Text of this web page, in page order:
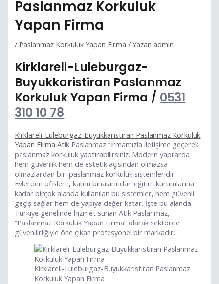
Paslanmaz Korkuluk
Yapan Firma
/ Paslanmaz Korkuluk Yapan Firma / Yazan admin
Kirklareli-Luleburgaz-
Buyukkaristiran Paslanmaz
Korkuluk Yapan Firma / 0531
310 10 78
Kirklareli-Luleburgaz-Buyukkaristiran Paslanmaz Korkuluk
Yapan Firma Atik Paslanmaz firmamızla iletişime geçerek
paslanmaz korkuluk yaptırabilirsiniz. Modern yapılarda
hem güvenlik hem de estetik açısından olmazsa
olmazlardan biri paslanmaz korkuluk sistemleridir.
Evlerden ofislere, kamu binalarından eğitim kurumlarına
kadar birçok alanda kullanılan bu sistemler, hem güvenli
geçiş sağlar hem de yapıya değer katar. İşte bu alanda
Türkiye genelinde hizmet sunan Atik Paslanmaz,
“Paslanmaz Korkuluk Yapan Firma” olarak sektörde
güvenilirliğiyle öne çıkan profesyonel bir markadır.
Kirklareli-Luleburgaz-Buyukkaristiran Paslanmaz
Korkuluk Yapan Firma